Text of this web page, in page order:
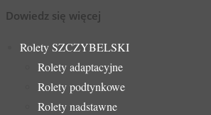
Dowiedz się więcej
Rolety SZCZYBELSKI
Rolety adaptacyjne
Rolety podtynkowe
Rolety nadstawne